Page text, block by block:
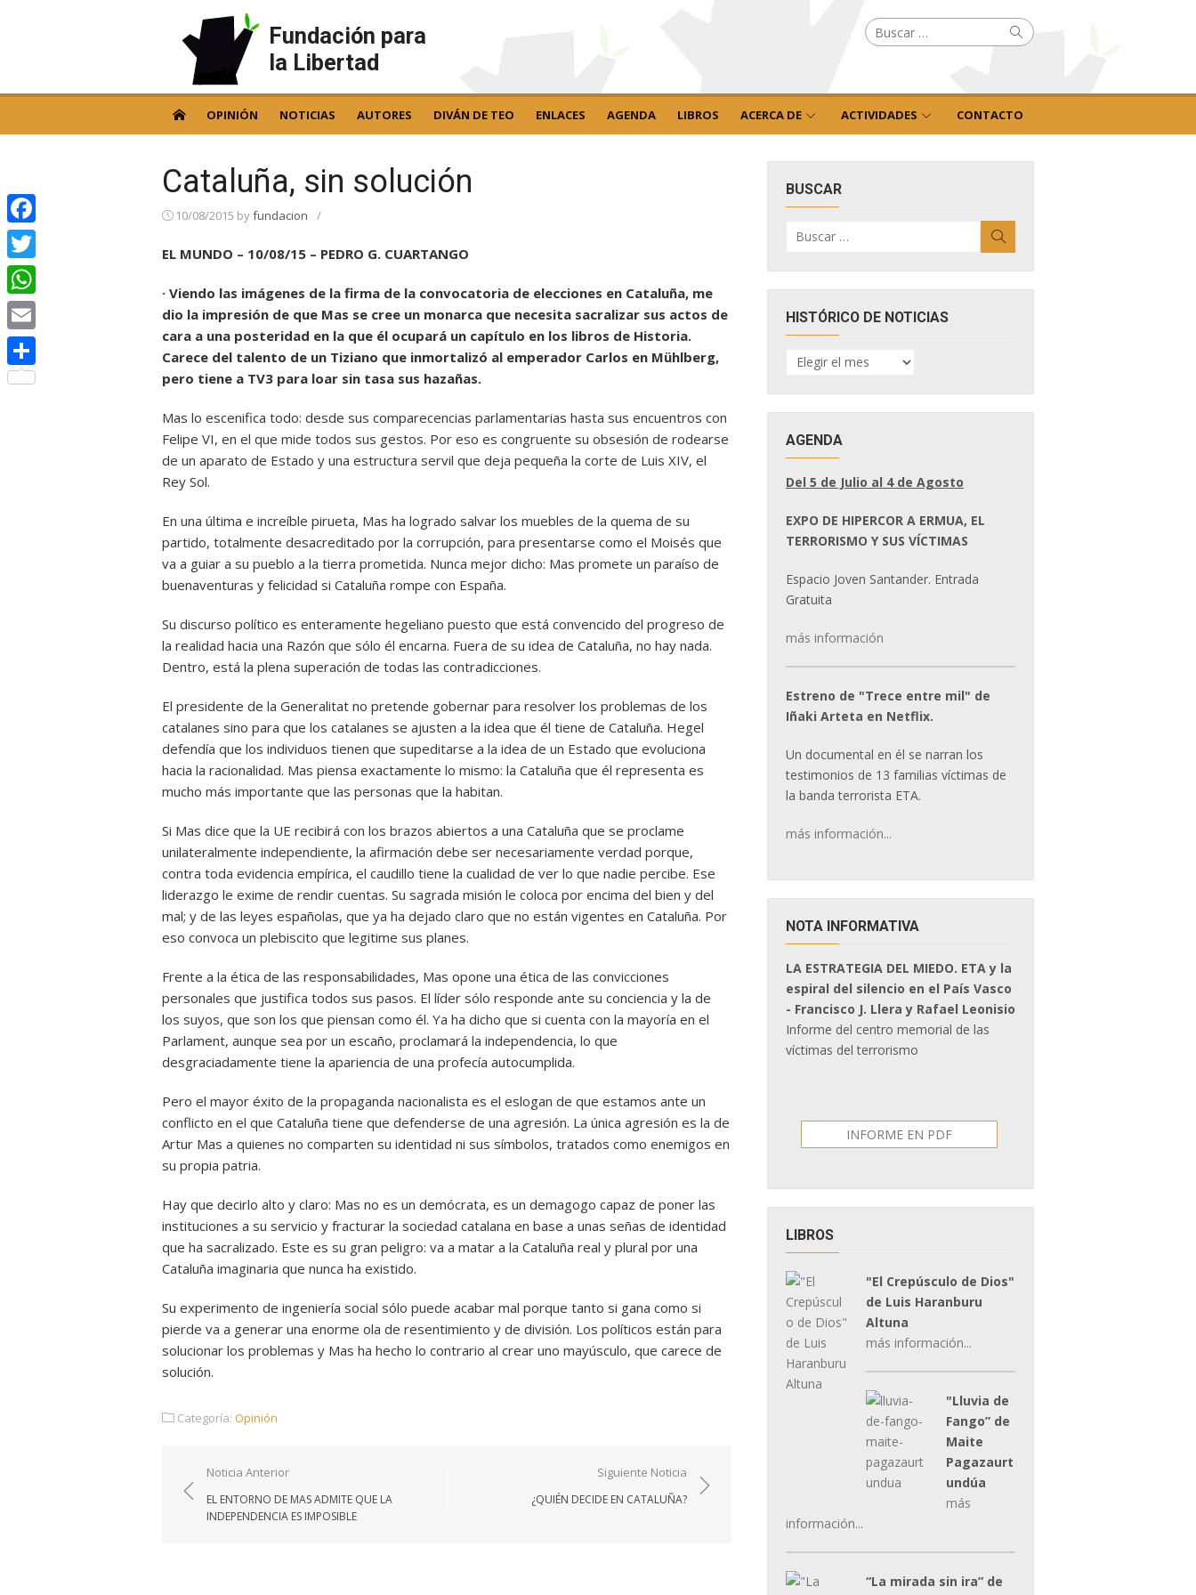
Fundación para
la Libertad
Buscar
por: Buscar
OPINIÓN NOTICIAS AUTORES DIVÁN DE TEO ENLACES AGENDA LIBROS ACERCA DE ACTIVIDADES CONTACTO
Cataluña, sin solución
10/08/2015 byfundacion /
EL MUNDO – 10/08/15 – PEDRO G. CUARTANGO
· Viendo las imágenes de la firma de la convocatoria de elecciones en Cataluña, me
dio la impresión de que Mas se cree un monarca que necesita sacralizar sus actos de
cara a una posteridad en la que él ocupará un capítulo en los libros de Historia.
Carece del talento de un Tiziano que inmortalizó al emperador Carlos en Mühlberg,
pero tiene a TV3 para loar sin tasa sus hazañas.
Mas lo escenifica todo: desde sus comparecencias parlamentarias hasta sus encuentros con
Felipe VI, en el que mide todos sus gestos. Por eso es congruente su obsesión de rodearse
de un aparato de Estado y una estructura servil que deja pequeña la corte de Luis XIV, el
Rey Sol.
En una última e increíble pirueta, Mas ha logrado salvar los muebles de la quema de su
partido, totalmente desacreditado por la corrupción, para presentarse como el Moisés que
va a guiar a su pueblo a la tierra prometida. Nunca mejor dicho: Mas promete un paraíso de
buenaventuras y felicidad si Cataluña rompe con España.
Su discurso político es enteramente hegeliano puesto que está convencido del progreso de
la realidad hacia una Razón que sólo él encarna. Fuera de su idea de Cataluña, no hay nada.
Dentro, está la plena superación de todas las contradicciones.
El presidente de la Generalitat no pretende gobernar para resolver los problemas de los
catalanes sino para que los catalanes se ajusten a la idea que él tiene de Cataluña. Hegel
defendía que los individuos tienen que supeditarse a la idea de un Estado que evoluciona
hacia la racionalidad. Mas piensa exactamente lo mismo: la Cataluña que él representa es
mucho más importante que las personas que la habitan.
Si Mas dice que la UE recibirá con los brazos abiertos a una Cataluña que se proclame
unilateralmente independiente, la afirmación debe ser necesariamente verdad porque,
contra toda evidencia empírica, el caudillo tiene la cualidad de ver lo que nadie percibe. Ese
liderazgo le exime de rendir cuentas. Su sagrada misión le coloca por encima del bien y del
mal; y de las leyes españolas, que ya ha dejado claro que no están vigentes en Cataluña. Por
eso convoca un plebiscito que legitime sus planes.
Frente a la ética de las responsabilidades, Mas opone una ética de las convicciones
personales que justifica todos sus pasos. El líder sólo responde ante su conciencia y la de
los suyos, que son los que piensan como él. Ya ha dicho que si cuenta con la mayoría en el
Parlament, aunque sea por un escaño, proclamará la independencia, lo que
desgraciadamente tiene la apariencia de una profecía autocumplida.
Pero el mayor éxito de la propaganda nacionalista es el eslogan de que estamos ante un
conflicto en el que Cataluña tiene que defenderse de una agresión. La única agresión es la de
Artur Mas a quienes no comparten su identidad ni sus símbolos, tratados como enemigos en
su propia patria.
Hay que decirlo alto y claro: Mas no es un demócrata, es un demagogo capaz de poner las
instituciones a su servicio y fracturar la sociedad catalana en base a unas señas de identidad
que ha sacralizado. Este es su gran peligro: va a matar a la Cataluña real y plural por una
Cataluña imaginaria que nunca ha existido.
Su experimento de ingeniería social sólo puede acabar mal porque tanto si gana como si
pierde va a generar una enorme ola de resentimiento y de división. Los políticos están para
solucionar los problemas y Mas ha hecho lo contrario al crear uno mayúsculo, que carece de
solución.
Categoría: Opinión
Navegación
de
entradas
Noticia Anterior
EL ENTORNO DE MAS ADMITE QUE LA
INDEPENDENCIA ES IMPOSIBLE
Siguiente Noticia
¿QUIÉN DECIDE EN CATALUÑA?
BUSCAR
por:
HISTÓRICO DE NOTICIAS
HISTÓRICO
DE
AGENDA
Del 5 de Julio al 4 de Agosto
EXPO DE HIPERCOR A ERMUA, EL
TERRORISMO Y SUS VÍCTIMAS
Espacio Joven Santander. Entrada
Gratuita
más información
Estreno de "Trece entre mil" de
Iñaki Arteta en Netflix.
Un documental en él se narran los
testimonios de 13 familias víctimas de
la banda terrorista ETA.
más información...
NOTA INFORMATIVA
LA ESTRATEGIA DEL MIEDO. ETA y la
espiral del silencio en el País Vasco
- Francisco J. Llera y Rafael Leonisio
Informe del centro memorial de las
víctimas del terrorismo
INFORME EN PDF
LIBROS
"El Crepúsculo de Dios"
de Luis Haranburu
Altuna
más información...
"Lluvia de
Fango” de
Maite
Pagazaurt
undúa
más
información...
“La mirada sin ira” de
Facebook
Twitter
WhatsApp
Email
Compartir